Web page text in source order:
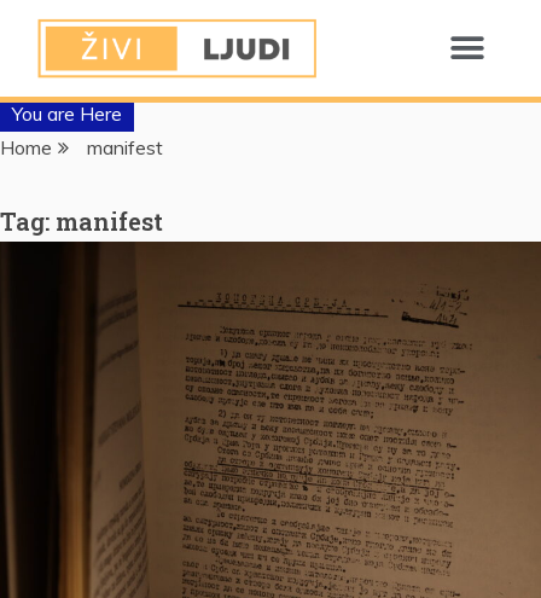
You are Here
Home
manifest
Tag: manifest